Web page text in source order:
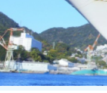
トップページ
ダイヤモンド・プリンセス